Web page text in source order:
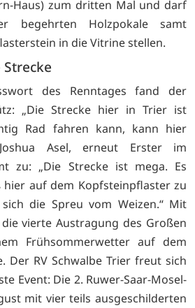
Haus) zum dritten Mal und darf
begehrten Holzpokale samt
in die Vitrine stellen.
des Renntages fand der
„Die Strecke hier in Trier ist
Rad fahren kann, kann hier
Asel, erneut Erster im
zu: „Die Strecke ist mega. Es
hier auf dem Kopfsteinpflaster zu
die Spreu vom Weizen.“ Mit
vierte Austragung des Großen
Frühsommerwetter auf dem
Der RV Schwalbe Trier freut sich
Event: Die 2. Ruwer-Saar-Mosel-
mit vier teils ausgeschilderten